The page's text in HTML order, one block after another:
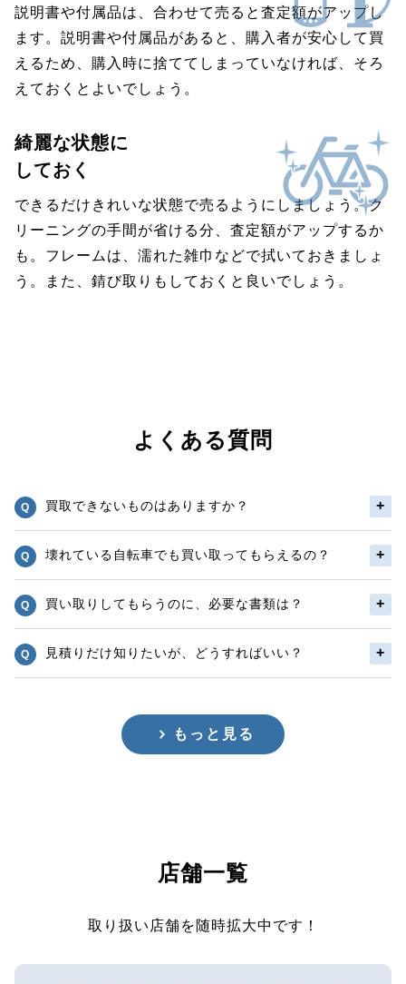
説明書や付属品は、合わせて売ると査定額がアップし
ます。説明書や付属品があると、購入者が安心して買
えるため、購入時に捨ててしまっていなければ、そろ
えておくとよいでしょう。
綺麗な状態に
しておく
できるだけきれいな状態で売るようにしましょう。ク
リーニングの手間が省ける分、査定額がアップするか
も。フレームは、濡れた雑巾などで拭いておきましょ
う。また、錆び取りもしておくと良いでしょう。
よくある質問
買取できないものはありますか？
壊れている自転車でも買い取ってもらえるの？
買い取りしてもらうのに、必要な書類は？
見積りだけ知りたいが、どうすればいい？
もっと見る
店舗一覧
取り扱い店舗を随時拡大中です！